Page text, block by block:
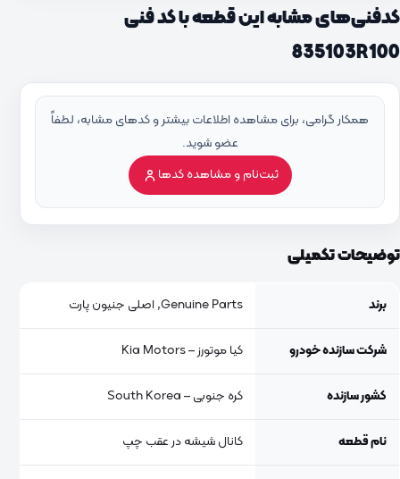
کدفنی‌های مشابه این قطعه با کد فنی
835103R100
همکار گرامی، برای مشاهده اطلاعات بیشتر و کدهای مشابه، لطفاً
عضو شوید.
ثبت‌نام و مشاهده کدها
توضیحات تکمیلی
برند Genuine Parts, اصلی جنیون پارت
شرکت سازنده خودرو کیا موتورز – Kia Motors
کشور سازنده کره جنوبی – South Korea
نام قطعه کانال شیشه در عقب چپ